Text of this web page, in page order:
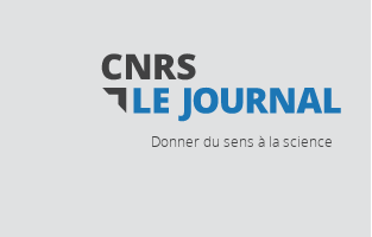
Donner du sens à la science